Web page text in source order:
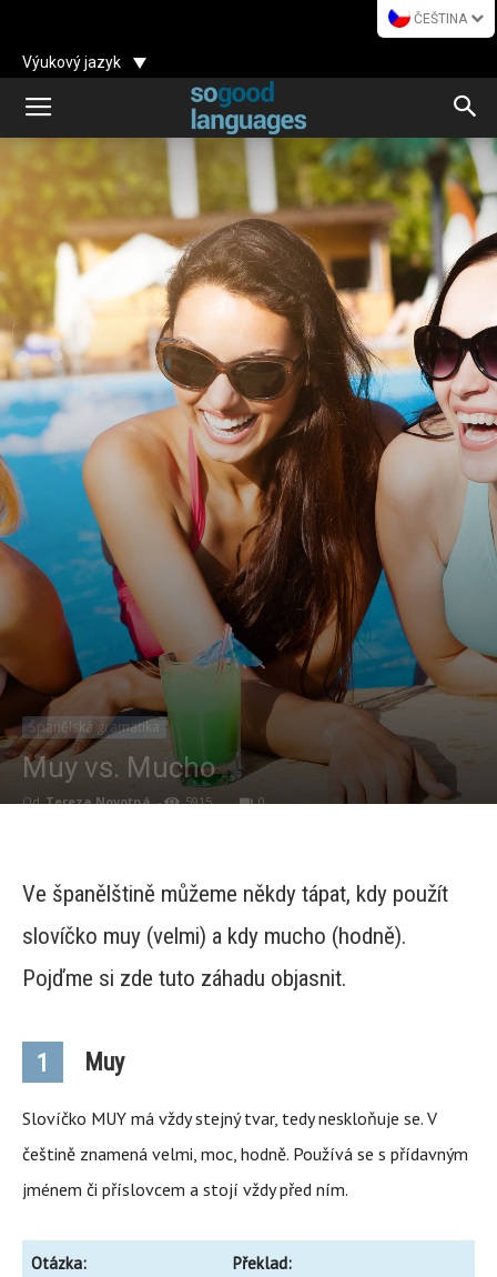
ČEŠTINA
Výukový jazyk
Španělská gramatika
Muy vs. Mucho
Od Tereza Novotná - 5915 0
Ve španělštině můžeme někdy tápat, kdy použít
slovíčko muy (velmi) a kdy mucho (hodně).
Pojďme si zde tuto záhadu objasnit.
1 Muy
Slovíčko MUY má vždy stejný tvar, tedy neskloňuje se. V
češtině znamená velmi, moc, hodně. Používá se s přídavným
jménem či příslovcem a stojí vždy před ním.
Otázka: Překlad: